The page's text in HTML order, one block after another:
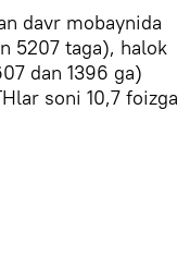
davr mobaynida
5207 taga), halok
dan 1396 ga)
soni 10,7 foizga